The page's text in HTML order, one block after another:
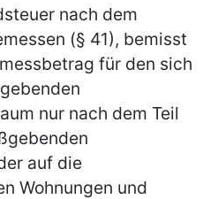
nach dem
(§ 41), bemisst
für den sich
nur nach dem Teil
auf die
Wohnungen und